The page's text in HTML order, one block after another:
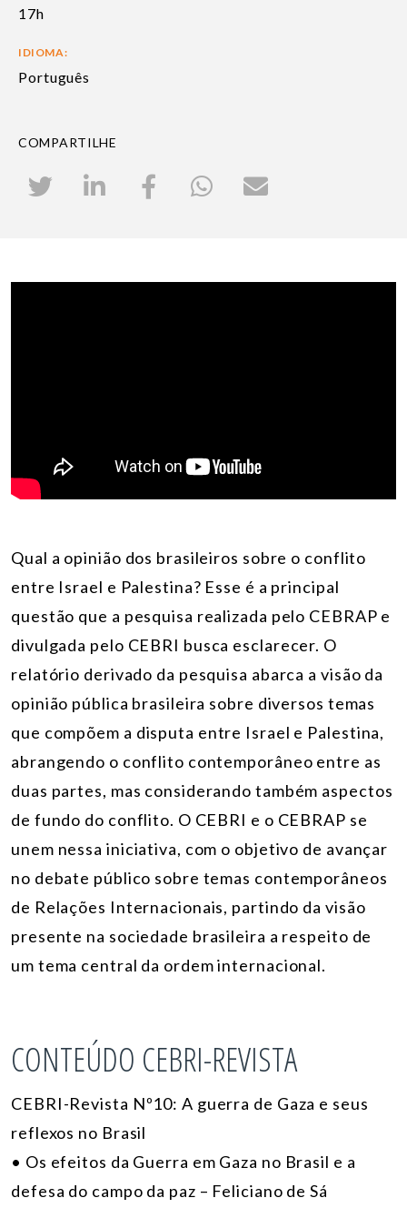
17h
IDIOMA:
Português
COMPARTILHE
Qual a opinião dos brasileiros sobre o conflito
entre Israel e Palestina? Esse é a principal
questão que a pesquisa realizada pelo CEBRAP e
divulgada pelo CEBRI busca esclarecer. O
relatório derivado da pesquisa abarca a visão da
opinião pública brasileira sobre diversos temas
que compõem a disputa entre Israel e Palestina,
abrangendo o conflito contemporâneo entre as
duas partes, mas considerando também aspectos
de fundo do conflito. O CEBRI e o CEBRAP se
unem nessa iniciativa, com o objetivo de avançar
no debate público sobre temas contemporâneos
de Relações Internacionais, partindo da visão
presente na sociedade brasileira a respeito de
um tema central da ordem internacional.
CONTEÚDO CEBRI-REVISTA
CEBRI-Revista Nº10: A guerra de Gaza e seus
reflexos no Brasil
• Os efeitos da Guerra em Gaza no Brasil e a
defesa do campo da paz – Feliciano de Sá